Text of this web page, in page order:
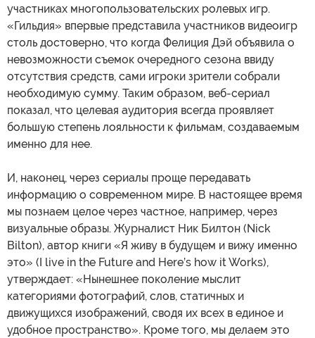
участниках многопользовательских ролевых игр.
«Гильдия» впервые представила участников видеоигр
столь достоверно, что когда Фелиция Дэй объявила о
невозможности съемок очередного сезона ввиду
отсутствия средств, сами игроки зрители собрали
необходимую сумму. Таким образом, веб-сериал
показал, что целевая аудитория всегда проявляет
большую степень лояльности к фильмам, создаваемым
именно для нее.
И, наконец, через сериалы проще передавать
информацию о современном мире. В настоящее время
мы познаем целое через частное, например, через
визуальные образы. Журналист Ник Билтон (Nick
Bilton), автор книги «Я живу в будущем и вижу именно
это» (I live in the Future and Here’s how it Works),
утверждает: «Нынешнее поколение мыслит
категориями фотографий, слов, статичных и
движущихся изображений, сводя их всех в единое и
удобное пространство». Кроме того, мы делаем это